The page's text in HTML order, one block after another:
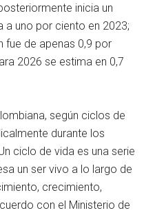
inicia un
uno por ciento en 2023;
fue de apenas 0,9 por
2026 se estima en 0,7
según ciclos de
durante los
ciclo de vida es una serie
un ser vivo a lo largo de
crecimiento,
con el Ministerio de